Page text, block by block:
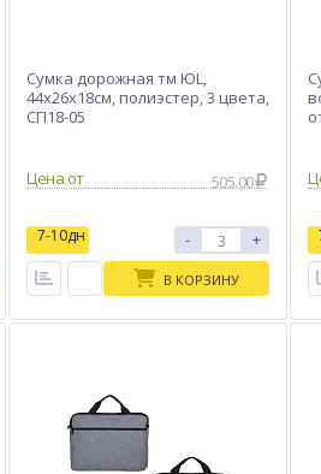
Сумка дорожная тм ЮL,
44x26x18см, полиэстер, 3 цвета,
СП18-05
Цена от 505.00
7-10дн - +
В КОРЗИНУ